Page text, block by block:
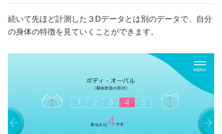
続いて先ほど計測した３Dデータとは別のデータで、自分
の身体の特徴を見ていくことができます。